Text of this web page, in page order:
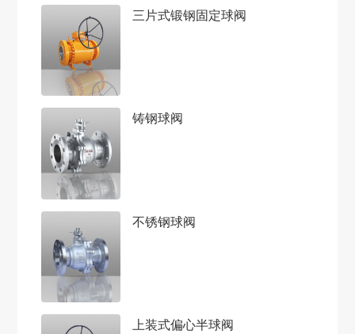
三片式锻钢固定球阀
铸钢球阀
不锈钢球阀
上装式偏心半球阀